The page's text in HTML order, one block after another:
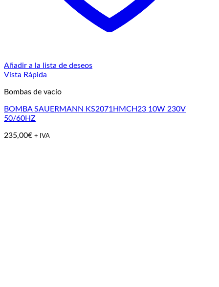
Añadir a la lista de deseos
Vista Rápida
Bombas de vacío
BOMBA SAUERMANN KS2071HMCH23 10W 230V
50/60HZ
235,00€ + IVA